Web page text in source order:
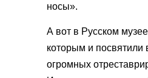
носы».
А вот в Русском
которым и посвятили
огромных